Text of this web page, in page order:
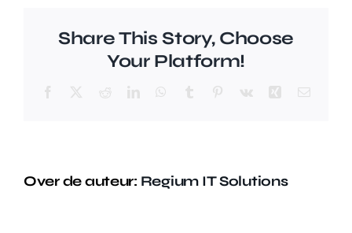
Share This Story, Choose
Your Platform!
Facebook RedditLinkedInWhatsApp
Tumblr Pinterest
Vk XingE-
Over de auteur: Regium IT Solutions